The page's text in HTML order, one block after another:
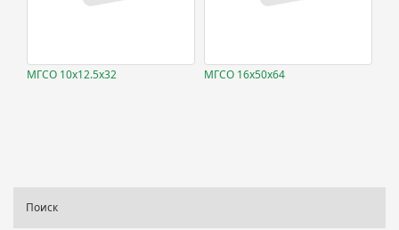
МГСО 10х12.5х32 МГСО 16х50х64